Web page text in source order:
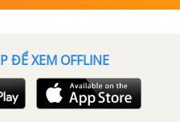
ĐỂ XEM OFFLINE